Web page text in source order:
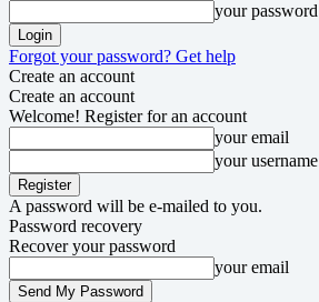
your password
Forgot your password? Get help
Create an account
Create an account
Welcome! Register for an account
your email
your username
A password will be e-mailed to you.
Password recovery
Recover your password
your email